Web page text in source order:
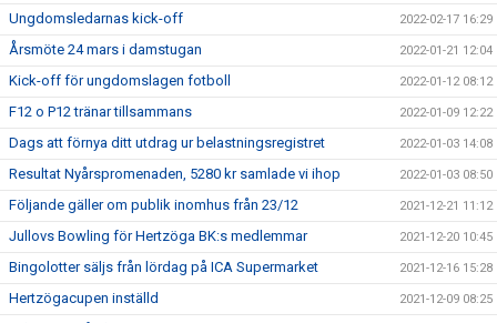
Ungdomsledarnas kick-off 2022-02-17 16:29
Årsmöte 24 mars i damstugan 2022-01-21 12:04
Kick-off för ungdomslagen fotboll 2022-01-12 08:12
F12 o P12 tränar tillsammans 2022-01-09 12:22
Dags att förnya ditt utdrag ur belastningsregistret 2022-01-03 14:08
Resultat Nyårspromenaden, 5280 kr samlade vi ihop 2022-01-03 08:50
Följande gäller om publik inomhus från 23/12 2021-12-21 11:12
Jullovs Bowling för Hertzöga BK:s medlemmar 2021-12-20 10:45
Bingolotter säljs från lördag på ICA Supermarket 2021-12-16 15:28
Hertzögacupen inställd 2021-12-09 08:25